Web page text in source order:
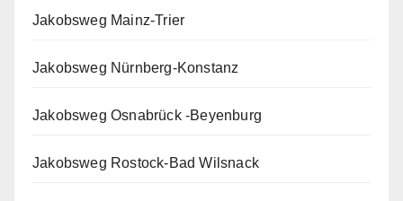
Jakobsweg Mainz-Trier
Jakobsweg Nürnberg-Konstanz
Jakobsweg Osnabrück -Beyenburg
Jakobsweg Rostock-Bad Wilsnack